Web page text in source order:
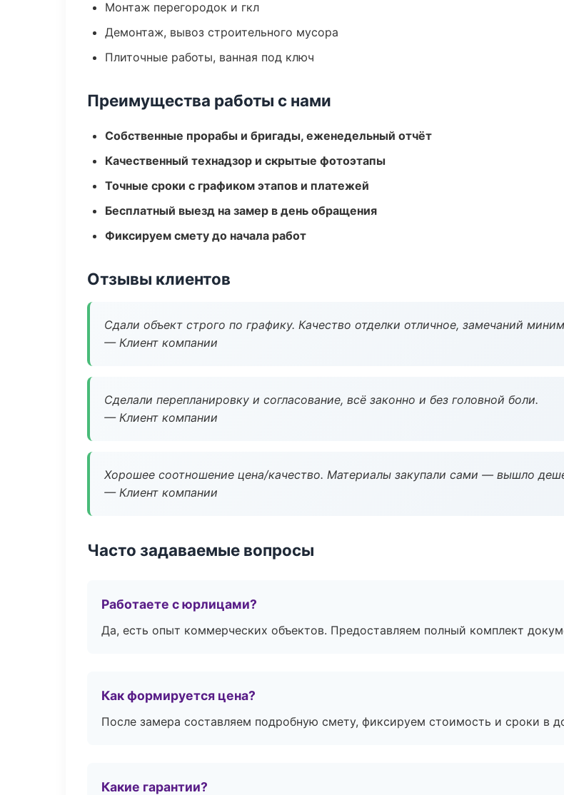
Монтаж перегородок и гкл
Демонтаж, вывоз строительного мусора
Плиточные работы, ванная под ключ
Преимущества работы с нами
Собственные прорабы и бригады, еженедельный отчёт
Качественный технадзор и скрытые фотоэтапы
Точные сроки с графиком этапов и платежей
Бесплатный выезд на замер в день обращения
Фиксируем смету до начала работ
Отзывы клиентов
Сдали объект строго по графику. Качество отделки отличное, замечаний
— Клиент компании
Сделали перепланировку и согласование, всё законно и без головной боли.
— Клиент компании
Хорошее соотношение цена/качество. Материалы закупали сами — вышло
— Клиент компании
Часто задаваемые вопросы
Работаете с юрлицами?
Да, есть опыт коммерческих объектов. Предоставляем полный комплект
Как формируется цена?
После замера составляем подробную смету, фиксируем стоимость и сроки в
Какие гарантии?